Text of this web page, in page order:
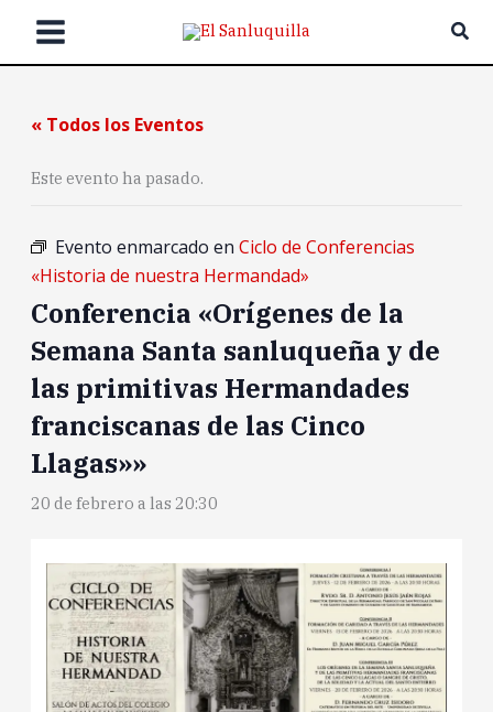
contenido
« Todos los Eventos
Este evento ha pasado.
Evento enmarcado en Ciclo de Conferencias
«Historia de nuestra Hermandad»
Conferencia «Orígenes de la
Semana Santa sanluqueña y de
las primitivas Hermandades
franciscanas de las Cinco
Llagas»»
20 de febrero a las 20:30